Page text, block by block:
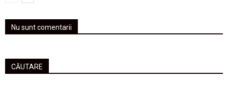
Nu sunt comentarii
CĂUTARE